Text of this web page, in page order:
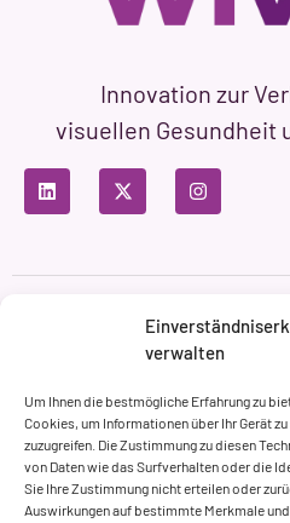
verwalten
Um Ihnen die bestmögliche Erfahrung zu
Cookies, um Informationen über Ihr Gerät
zuzugreifen. Die Zustimmung zu diesen
von Daten wie das Surfverhalten oder die
Sie Ihre Zustimmung nicht erteilen oder
Auswirkungen auf bestimmte Merkmale
Innovation zur
visuellen Gesundheit
Datenschutzbestimmungen
Cookie-